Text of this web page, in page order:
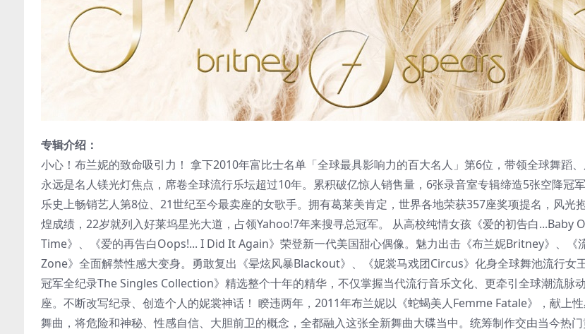
专辑介绍：
小心！布兰妮的致命吸引力！ 拿下2010年富比士名单「全球最具影响力的百大名人」第6位，带领全球舞蹈、
永远是名人镁光灯焦点，席卷全球流行乐坛超过10年。累积破亿惊人销售量，6张录音室专辑缔造5张空降冠
乐史上畅销艺人第8位、21世纪至今最卖座的女歌手。拥有葛莱美肯定，世界各地荣获357座奖项提名，风光
煌成绩，22岁就列入好莱坞星光大道，占领Yahoo!7年来搜寻总冠军。 从高校纯情女孩《爱的初告白...Baby
Time》、《爱的再告白Oops!... I Did It Again》荣登新一代美国甜心偶像。魅力出击《布兰妮Britney》、《
Zone》全面解禁性感大变身。勇敢复出《晕炫风暴Blackout》、《妮裳马戏团Circus》化身全球舞池流行女
冠军全纪录The Singles Collection》精选整个十年的精华，不仅掌握当代流行音乐文化、更牵引全球潮流脉
座。不断改写纪录、创造个人的妮裳神话！ 睽违两年，2011年布兰妮以《蛇蝎美人Femme Fatale》，献上
舞曲，将危险和神秘、性感自信、大胆前卫的概念，全都融入这张全新舞曲大碟当中。统筹制作交由当今热